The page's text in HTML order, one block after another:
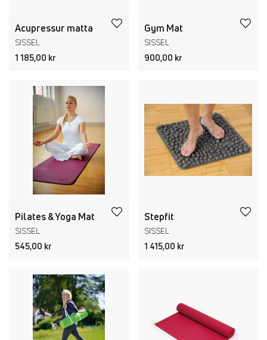
Acupressur matta
SISSEL
1 185,00 kr
Gym Mat
SISSEL
900,00 kr
Pilates & Yoga Mat
SISSEL
545,00 kr
Stepfit
SISSEL
1 415,00 kr